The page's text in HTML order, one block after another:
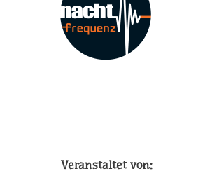
Veranstaltet von: